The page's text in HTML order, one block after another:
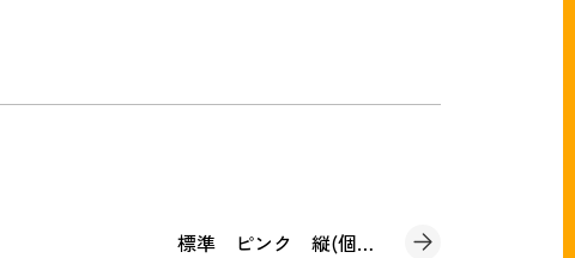
標準 ピンク 縦(個別請求書)